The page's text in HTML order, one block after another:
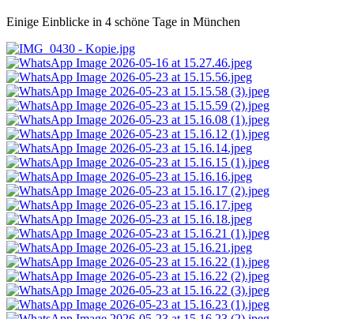
Einige Einblicke in 4 schöne Tage in München